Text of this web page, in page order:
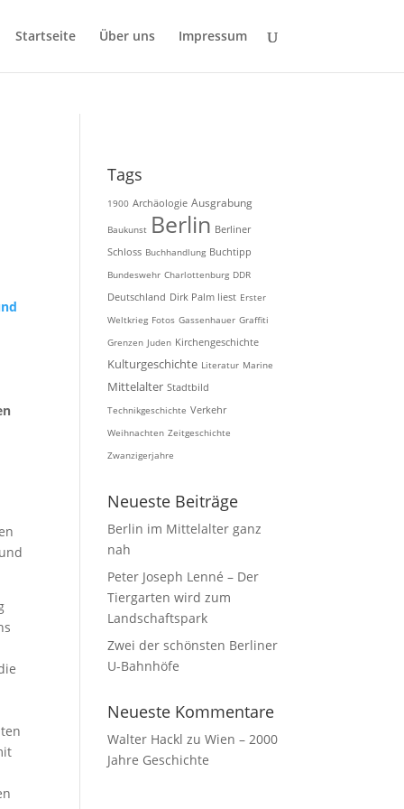
Startseite Über uns Impressum
Tags
1900 Archäologie Ausgrabung
Baukunst Berlin Berliner
Schloss Buchhandlung Buchtipp
Bundeswehr Charlottenburg DDR
Deutschland Dirk Palm liest Erster
Weltkrieg Fotos Gassenhauer Graffiti
Grenzen Juden Kirchengeschichte
Kulturgeschichte Literatur Marine
Mittelalter Stadtbild
Technikgeschichte Verkehr
Weihnachten Zeitgeschichte
Zwanzigerjahre
Neueste Beiträge
Berlin im Mittelalter ganz
nah
Peter Joseph Lenné – Der
Tiergarten wird zum
Landschaftspark
Zwei der schönsten Berliner
U-Bahnhöfe
Neueste Kommentare
Walter Hackl zuWien – 2000
Jahre Geschichte